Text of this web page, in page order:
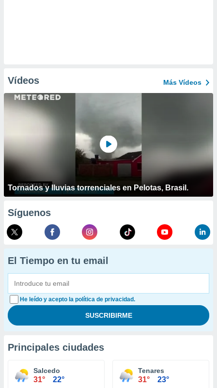
Vídeos Más Vídeos
Tornados y lluvias torrenciales en Pelotas, Brasil.
Síguenos
El Tiempo en tu email
He leído y acepto la política de privacidad.
Principales ciudades
Salcedo
31° 22°
Tenares
31° 23°